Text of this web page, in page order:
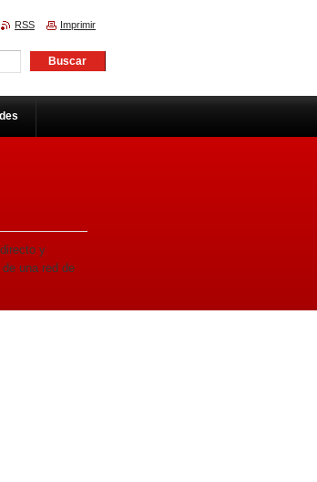
y
una red de
RSS Imprimir